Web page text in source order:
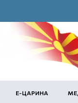
Е-ЦАРИНА